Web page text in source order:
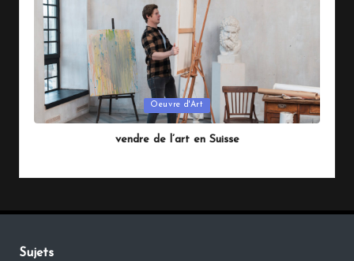
Posted
in
Oeuvre d'Art
vendre de l’art en Suisse
by
Sujets